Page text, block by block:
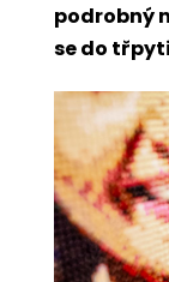
podrobný
se do